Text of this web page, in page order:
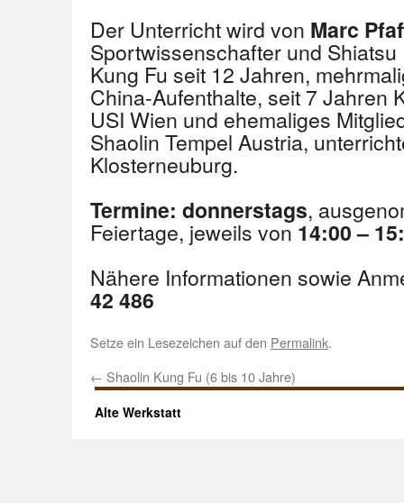
Der Unterricht wird von Marc
Sportwissenschafter und
Kung Fu seit 12 Jahren,
China-Aufenthalte, seit 7 Jahren
USI Wien und ehemaliges
Shaolin Tempel Austria,
Klosterneuburg.
Termine: donnerstags,
Feiertage, jeweils von14:00 –
Nähere Informationen sowie
42 486
Setze ein Lesezeichen auf den Permalink.
← Shaolin Kung Fu (6 bis 10 Jahre)
Alte Werkstatt